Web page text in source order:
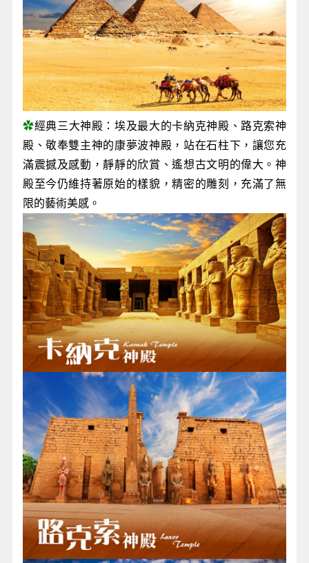
✿經典三大神殿：埃及最大的卡納克神殿、路克索神
殿、敬奉雙主神的康夢波神殿，站在石柱下，讓您充
滿震撼及感動，靜靜的欣賞、遙想古文明的偉大。神
殿至今仍維持著原始的樣貌，精密的雕刻，充滿了無
限的藝術美感。